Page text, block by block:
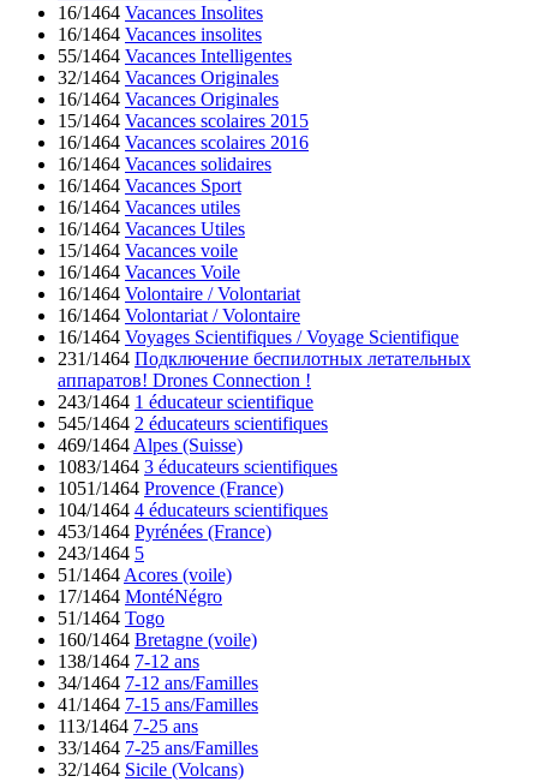
16/1464 Vacances Insolites
16/1464 Vacances insolites
55/1464 Vacances Intelligentes
32/1464 Vacances Originales
16/1464 Vacances Originales
15/1464 Vacances scolaires 2015
16/1464 Vacances scolaires 2016
16/1464 Vacances solidaires
16/1464 Vacances Sport
16/1464 Vacances utiles
16/1464 Vacances Utiles
15/1464 Vacances voile
16/1464 Vacances Voile
16/1464 Volontaire / Volontariat
16/1464 Volontariat / Volontaire
16/1464 Voyages Scientifiques / Voyage Scientifique
231/1464 Подключение беспилотных летательных
аппаратов! Drones Connection !
243/1464 1 éducateur scientifique
545/1464 2 éducateurs scientifiques
469/1464 Alpes (Suisse)
1083/1464 3 éducateurs scientifiques
1051/1464 Provence (France)
104/1464 4 éducateurs scientifiques
453/1464 Pyrénées (France)
243/1464 5
51/1464 Acores (voile)
17/1464 MontéNégro
51/1464 Togo
160/1464 Bretagne (voile)
138/1464 7-12 ans
34/1464 7-12 ans/Familles
41/1464 7-15 ans/Familles
113/1464 7-25 ans
33/1464 7-25 ans/Familles
32/1464 Sicile (Volcans)